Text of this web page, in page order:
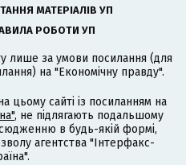
МАТЕРІАЛІВ УП
РОБОТИ УП
лише за умови посилання (для
на "Економічну правду".
цьому сайті із посиланням на
, не підлягають подальшому
в будь-якій формі,
агентства "Інтерфакс-